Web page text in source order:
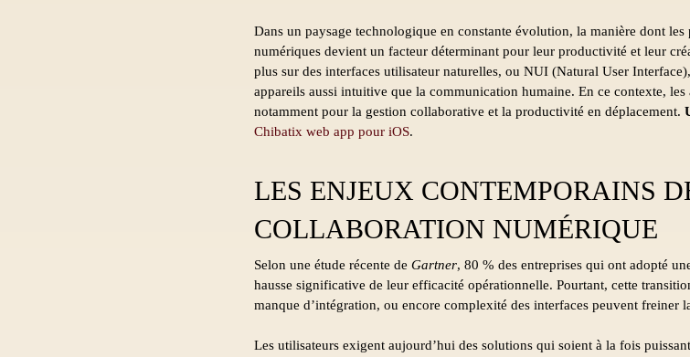
Dans un paysage technologique en constante évolution, la manière dont
numériques devient un facteur déterminant pour leur productivité et leur
plus sur des interfaces utilisateur naturelles, ou NUI (Natural User
appareils aussi intuitive que la communication humaine. En ce contexte,
notamment pour la gestion collaborative et la productivité en déplacement.
Chibatix web app pour iOS.
LES ENJEUX CONTEMPORAINS
COLLABORATION NUMÉRIQUE
Selon une étude récente de Gartner, 80 % des entreprises qui ont adopté
hausse significative de leur efficacité opérationnelle. Pourtant, cette
manque d’intégration, ou encore complexité des interfaces peuvent freiner
Les utilisateurs exigent aujourd’hui des solutions qui soient à la fois